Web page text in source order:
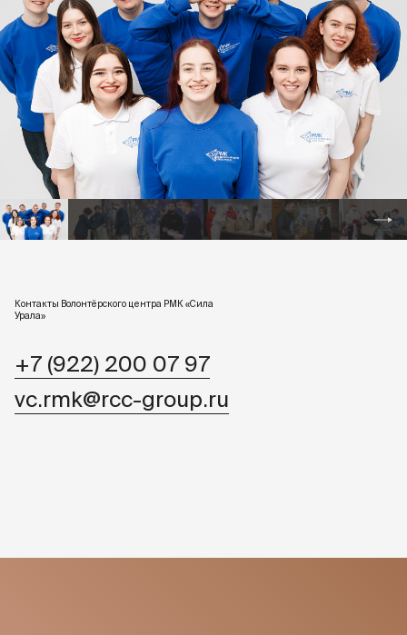
Контакты Волонтёрского центра РМК «Сила
Урала»
+7 (922) 200 07 97
vc.rmk@rcc-group.ru